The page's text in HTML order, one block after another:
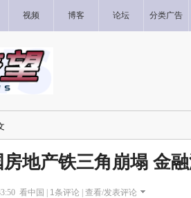
视频 博客 论坛 分类广告
房地产铁三角崩塌 金
看中国 | 1条评论 | 查看/发表评论